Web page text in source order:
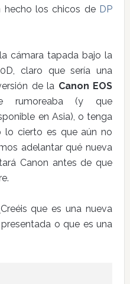
hecho los chicos de DP
cámara tapada bajo la
claro que sería una
de la Canon EOS
(y que
en Asia), o tenga
lo cierto es que aún no
adelantar qué nueva
Canon antes de que
que es una nueva
o que es una